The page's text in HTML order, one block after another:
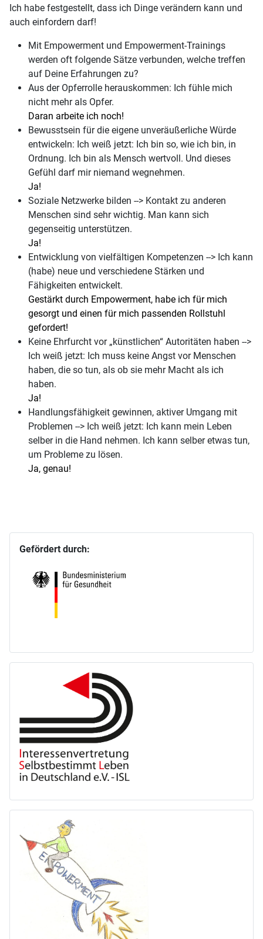
Ich habe festgestellt, dass ich Dinge verändern kann und
auch einfordern darf!
Mit Empowerment und Empowerment-Trainings
werden oft folgende Sätze verbunden, welche treffen
auf Deine Erfahrungen zu?
Aus der Opferrolle herauskommen: Ich fühle mich
nicht mehr als Opfer.
Daran arbeite ich noch!
Bewusstsein für die eigene unveräußerliche Würde
entwickeln: Ich weiß jetzt: Ich bin so, wie ich bin, in
Ordnung. Ich bin als Mensch wertvoll. Und dieses
Gefühl darf mir niemand wegnehmen.
Ja!
Soziale Netzwerke bilden --> Kontakt zu anderen
Menschen sind sehr wichtig. Man kann sich
gegenseitig unterstützen.
Ja!
Entwicklung von vielfältigen Kompetenzen --> Ich kann
(habe) neue und verschiedene Stärken und
Fähigkeiten entwickelt.
Gestärkt durch Empowerment, habe ich für mich
gesorgt und einen für mich passenden Rollstuhl
gefordert!
Keine Ehrfurcht vor „künstlichen“ Autoritäten haben -->
Ich weiß jetzt: Ich muss keine Angst vor Menschen
haben, die so tun, als ob sie mehr Macht als ich
haben.
Ja!
Handlungsfähigkeit gewinnen, aktiver Umgang mit
Problemen --> Ich weiß jetzt: Ich kann mein Leben
selber in die Hand nehmen. Ich kann selber etwas tun,
um Probleme zu lösen.
Ja, genau!
Gefördert durch: